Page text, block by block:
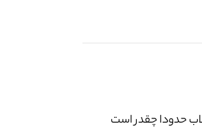
حدودا چقدر است